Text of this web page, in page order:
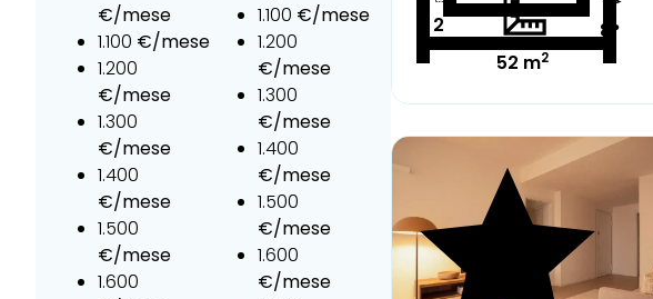
1.100
1.200
1.300
1.400
1.500
1.600
1.100
1.200
1.300
1.400
1.500
1.600
2
52 m2
8°